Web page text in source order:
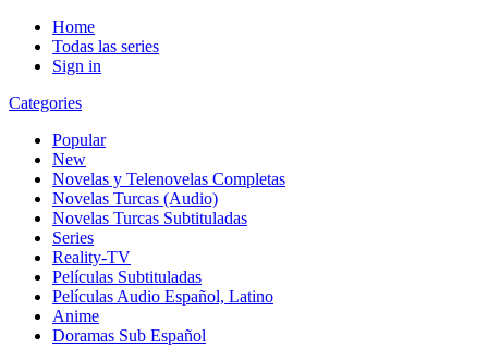
Home
Todas las series
Sign in
Categories
Popular
New
Novelas y Telenovelas Completas
Novelas Turcas (Audio)
Novelas Turcas Subtituladas
Series
Reality-TV
Películas Subtituladas
Películas Audio Español, Latino
Anime
Doramas Sub Español